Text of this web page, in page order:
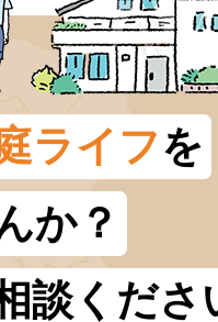
ライフを
か？
談くださ